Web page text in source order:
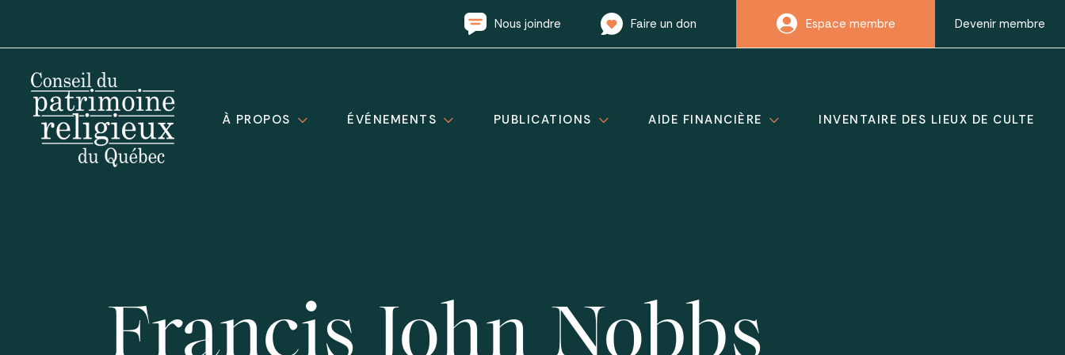
Nous joindre Faire un don Espace membre Devenir membre
À PROPOS ÉVÉNEMENTS PUBLICATIONS AIDE FINANCIÈRE INVENTAIRE DES LIEUX DE CULTE
Francis John Nobbs